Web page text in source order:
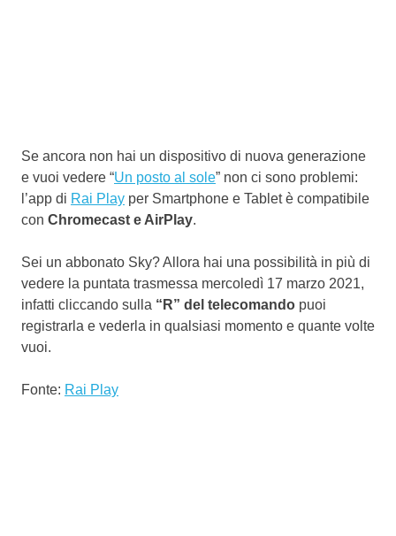
Se ancora non hai un dispositivo di nuova generazione
e vuoi vedere “Un posto al sole” non ci sono problemi:
l’app di Rai Play per Smartphone e Tablet è compatibile
con Chromecast e AirPlay.
Sei un abbonato Sky? Allora hai una possibilità in più di
vedere la puntata trasmessa mercoledì 17 marzo 2021,
infatti cliccando sulla “R” del telecomando puoi
registrarla e vederla in qualsiasi momento e quante volte
vuoi.
Fonte: Rai Play